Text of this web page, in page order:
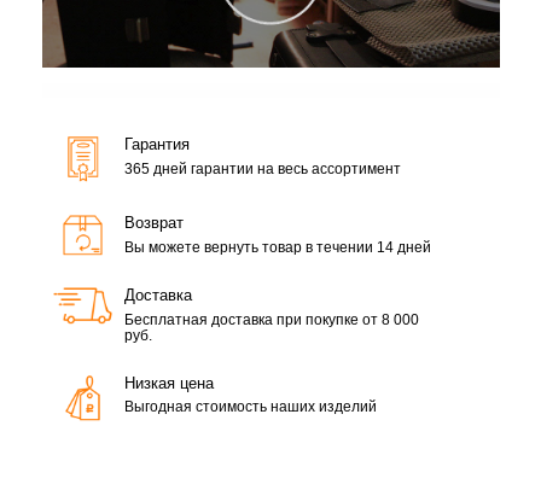
Гарантия
365 дней гарантии на весь ассортимент
Возврат
Вы можете вернуть товар в течении 14 дней
Доставка
Бесплатная доставка при покупке от 8 000
руб.
Низкая цена
Выгодная стоимость наших изделий